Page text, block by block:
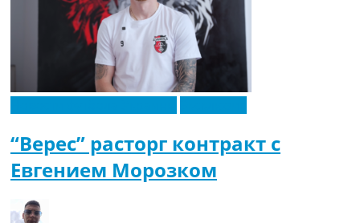
“Верес” расторг контракт с
Евгением Морозком